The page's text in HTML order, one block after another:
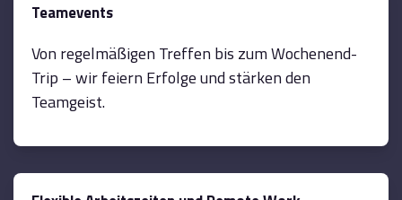
Teamevents
Von regelmäßigen Treffen bis zum Wochenend-
Trip – wir feiern Erfolge und stärken den
Teamgeist.